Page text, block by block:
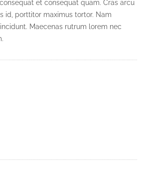
et consequat quam. Cras arcu
id, porttitor maximus tortor. Nam
Maecenas rutrum lorem nec